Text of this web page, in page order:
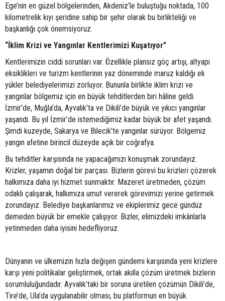
Ege’nin en güzel bölgelerinden, Akdeniz’le buluştuğu noktada, 100
kilometrelik kıyı şeridine sahip bir şehir olarak bu birlikteliği ve
başkanlığı çok önemsiyoruz.
“İklim Krizi ve Yangınlar Kentlerimizi Kuşatıyor”
Kentlerimizin ciddi sorunları var. Özellikle plansız göç artışı, altyapı
eksiklikleri ve turizm kentlerinin yaz döneminde maruz kaldığı ek
yükler belediyelerimizi zorluyor. Bununla birlikte iklim krizi ve
yangınlar bölgemiz için en büyük tehditlerden biri hâline geldi.
İzmir’de, Muğla’da, Ayvalık’ta ve Dikili’de büyük ve yıkıcı yangınlar
yaşandı. Bu yıl İzmir’de istemediğimiz kadar büyük bir afet yaşandı.
Şimdi kuzeyde, Sakarya ve Bilecik’te yangınlar sürüyor. Bölgemiz
yangın afetine birincil düzeyde açık bir coğrafya.
Bu tehditler karşısında ne yapacağımızı konuşmak zorundayız.
Krizler, yaşamın doğal bir parçası. Bizlerin görevi bu krizleri çözerek
halkımıza daha iyi hizmet sunmaktır. Mazeret üretmeden, çözüm
odaklı çalışarak, halkımıza umut vererek görevimizi yerine getirmek
zorundayız. Belediye başkanlarımız ve ekiplerimiz gece gündüz
demeden büyük bir emekle çalışıyor. Bizler, elimizdeki imkânlarla
yetinmeden daha iyisini hedefliyoruz.
Dünyanın ve ülkemizin hızla değişen gündemi karşısında yeni krizlere
karşı yeni politikalar geliştirmek, ortak akılla çözüm üretmek bizlerin
sorumluluğundadır. Ayvalık’taki bir soruna üretilen çözümün Dikili’de,
Tire’de, Ula’da uygulanabilir olması, bu platformun en büyük